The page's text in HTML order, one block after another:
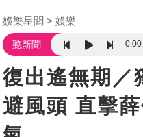
娛樂星聞 娛樂
聽新聞 0:00
復出遙無期／
避風頭 直擊